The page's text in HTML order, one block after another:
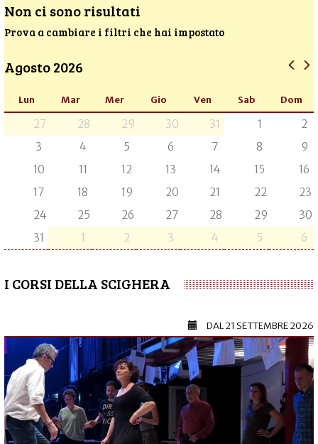
Non ci sono risultati
Prova a cambiare i filtri che hai impostato
Agosto 2026
Lun Mar Mer Gio Ven Sab Dom
27 28 29 30 31 1
2
3
4 5 6 7 8
9
10
11 12 13 14 15
16
17
18 19 20 21 22
23
24
25 26 27 28 29
30
31
1 2 3 4 5 6
I CORSI DELLA SCIGHERA
DAL21 SETTEMBRE 2026